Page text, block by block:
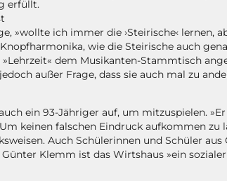
erfüllt.
»wollte ich immer die ›Steirische‹ lernen,
wie die Steirische auch
dem Musikanten-Stammtisch
außer Frage, dass sie auch mal zu
ein 93-Jähriger auf, um mitzuspielen.
keinen falschen Eindruck aufkommen
Auch Schülerinnen und Schüler
Klemm ist das Wirtshaus »ein